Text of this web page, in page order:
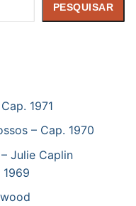
PESQUISAR
1971
– Cap. 1970
Julie Caplin